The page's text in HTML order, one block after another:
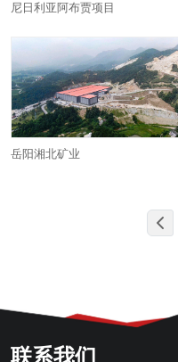
尼日利亚阿布贾项目
岳阳湘北矿业
联系我们